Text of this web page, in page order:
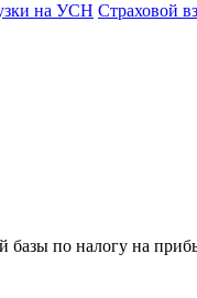
на УСН Страховой
по налогу на